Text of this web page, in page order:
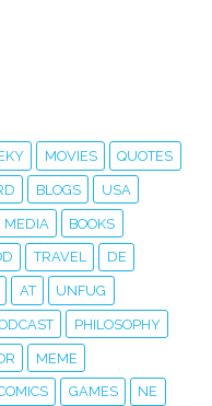
MOVIES QUOTES
BLOGS USA
MEDIA BOOKS
TRAVEL DE
AT UNFUG
PHILOSOPHY
MEME
GAMES NE